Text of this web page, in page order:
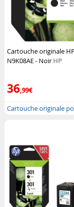
Cartouche originale
N9K08AE - Noir HP
36,99€
Cartouche originale